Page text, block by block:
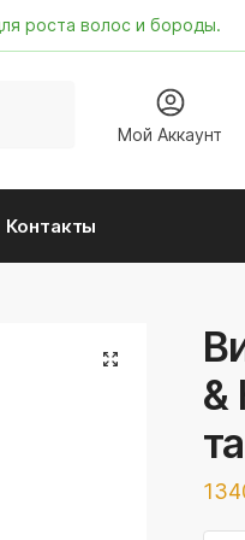
роста волос и бороды.
Мой Аккаунт
Контакты
&